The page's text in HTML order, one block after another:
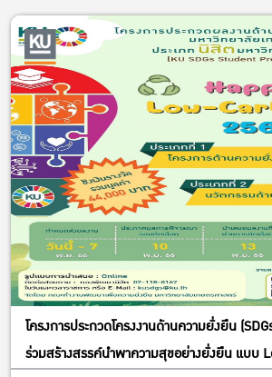
โครงการประกวดโครงงานด้านความยั่งยืน
ร่วมสร้างสรรค์นำพาความสุขอย่างยั่งยืน แบบ